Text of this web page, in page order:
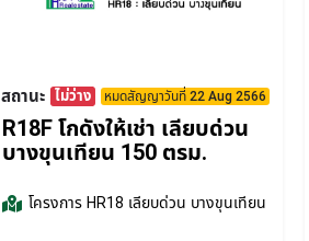
สถานะ ไม่ว่าง หมดสัญญาวันที่ 22 Aug 2566
R18F โกดังให้เช่า เลียบด่วน
บางขุนเทียน 150 ตรม.
โครงการHR18 เลียบด่วน บางขุนเทียน